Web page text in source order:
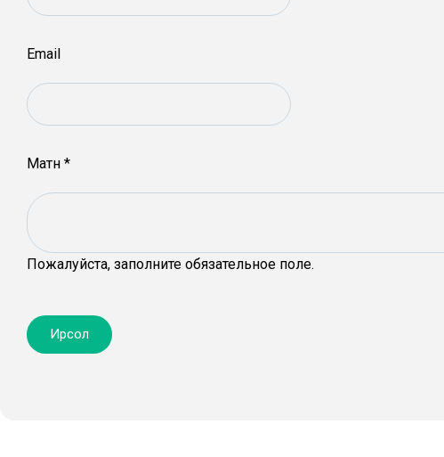
Email
Матн *
Пожалуйста, заполните обязательное поле.
Ирсол